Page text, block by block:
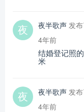
夜半歌声 发
4年前
结婚登记照
米
夜半歌声 发
4年前